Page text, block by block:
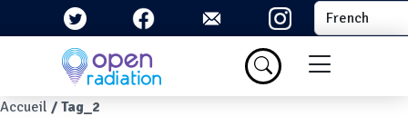
Aller au contenu principal Select your
Menu du
Fil d'Ariane
Accueil Tag_2